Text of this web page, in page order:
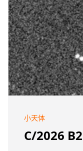
小天体
C/2026